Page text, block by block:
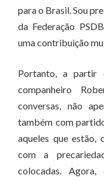
para o Brasil. Sou
da Federação
uma contribuição
Portanto, a partir
companheiro
conversas, não
também com
aqueles que estão,
com a
colocadas.